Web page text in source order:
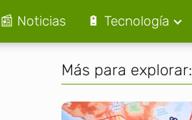
📰 Noticias 🔋 Tecnología
Más para explorar: